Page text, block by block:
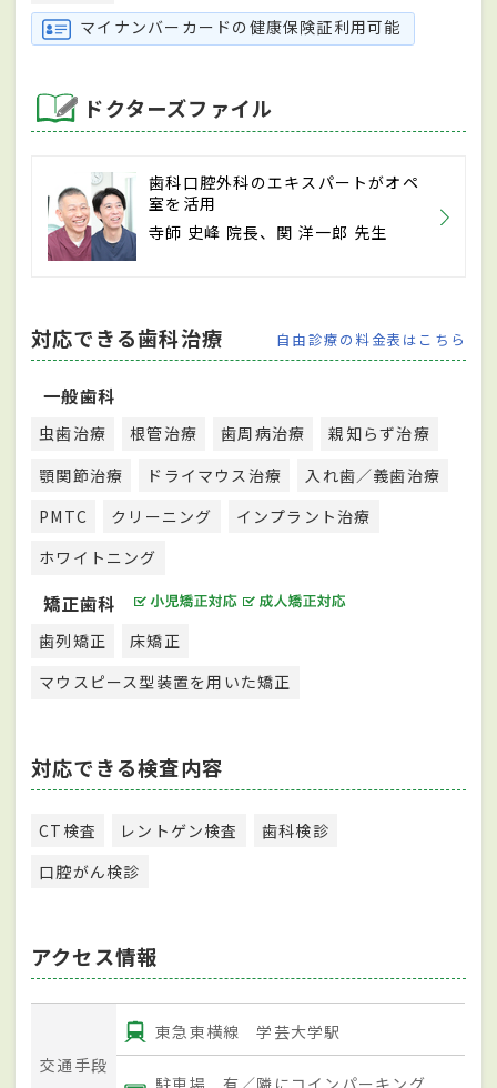
マイナンバーカードの健康保険証利用可能
ドクターズファイル
歯科口腔外科のエキスパートがオペ
室を活用
寺師 史峰 院長、関 洋一郎 先生
対応できる歯科治療 自由診療の料金表はこちら
一般歯科
虫歯治療 根管治療 歯周病治療
親知らず治療
顎関節治療
ドライマウス治療
入れ歯／義歯治療
PMTC
クリーニング
インプラント治療
ホワイトニング
矯正歯科
歯列矯正
床矯正
マウスピース型装置を用いた矯正
対応できる検査内容
CT検査 レントゲン検査
歯科検診
口腔がん検診
アクセス情報
交通手段
東急東横線 学芸大学駅
駐車場 有／隣にコインパーキング